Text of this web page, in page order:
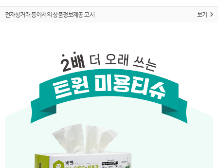
전자상거래 등에서의 상품정보제공 고시 보기